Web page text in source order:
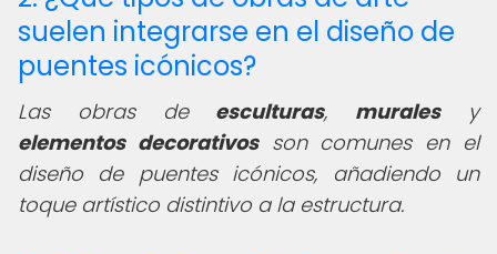
suelen integrarse en el diseño de
puentes icónicos?
Las obras de esculturas, muralesy
elementos decorativosson comunes en el
diseño de puentes icónicos, añadiendo un
toque artístico distintivo a la estructura.